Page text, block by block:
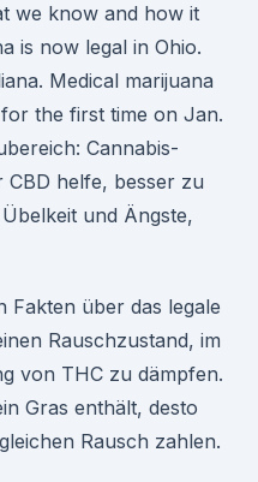
we know and how it
is now legal in Ohio.
Medical marijuana
the first time on Jan.
Cannabis-
helfe, besser zu
und Ängste,
Fakten über das legale
Rauschzustand, im
von THC zu dämpfen.
Gras enthält, desto
Rausch zahlen.